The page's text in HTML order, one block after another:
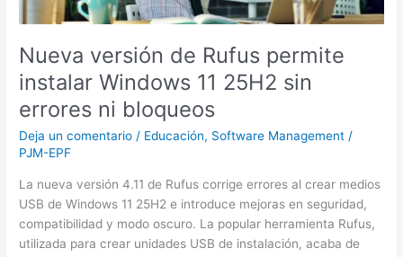
Nueva versión de Rufus permite
instalar Windows 11 25H2 sin
errores ni bloqueos
Deja un comentario / Educación, Software Management /
PJM-EPF
La nueva versión 4.11 de Rufus corrige errores al crear medios
USB de Windows 11 25H2 e introduce mejoras en seguridad,
compatibilidad y modo oscuro. La popular herramienta Rufus,
utilizada para crear unidades USB de instalación, acaba de
errores
ni
bloqueos